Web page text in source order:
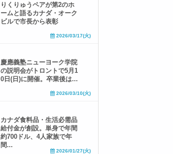
りくりゅうペアが第2のホ
ームと語るカナダ・オーク
ビルで市長から表彰
2026/03/17(火)
慶應義塾ニューヨーク学院
の説明会がトロントで5月1
0日(日)に開催。卒業後は...
2026/03/10(火)
カナダ食料品・生活必需品
給付金が創設。単身で年間
約700ドル、4人家族で年
間...
2026/01/27(火)